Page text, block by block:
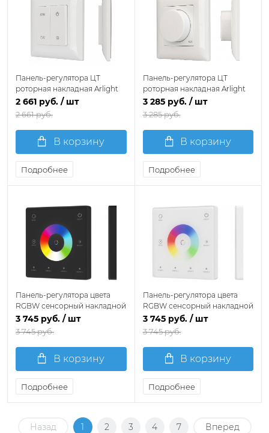
Панель-регулятора ЦТ
роторная накладная Arlight
SMART 028302
2 661 руб. / шт
2 661 руб.
В корзину
Подробнее
Панель-регулятора ЦТ
роторная накладная Arlight
SMART 025136
3 285 руб. / шт
3 285 руб.
В корзину
Подробнее
Панель-регулятора цвета
RGBW сенсорный накладной
Arlight INTELLIGENT 061880
3 745 руб. / шт
3 745 руб.
В корзину
Подробнее
Панель-регулятора цвета
RGBW сенсорный накладной
Arlight INTELLIGENT 059244
3 745 руб. / шт
3 745 руб.
В корзину
Подробнее
Назад 1 2 3 4 7 Вперед